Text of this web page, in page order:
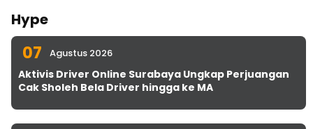
Hype
07 Agustus 2026
Aktivis Driver Online Surabaya Ungkap Perjuangan
Cak Sholeh Bela Driver hingga ke MA